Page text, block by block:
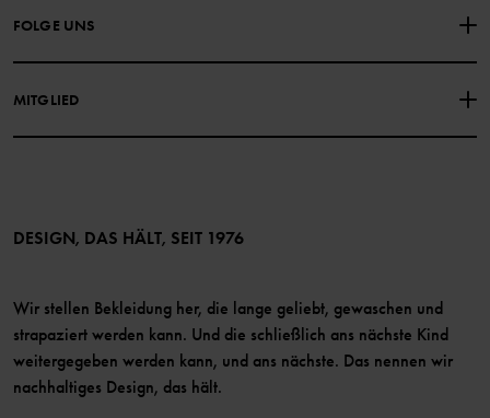
DATENSCHUTZRICHTLINIE
FOLGE UNS
MITGLIED
Mitglied werden
DESIGN, DAS HÄLT, SEIT 1976
Wir stellen Bekleidung her, die lange geliebt, gewaschen und
strapaziert werden kann. Und die schließlich ans nächste Kind
weitergegeben werden kann, und ans nächste. Das nennen wir
nachhaltiges Design, das hält.